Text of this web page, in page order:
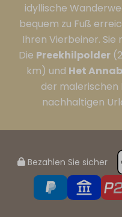
idyllische
bequem zu Fuß
Ihren Vierbeiner.
Die Preekhilpolder
km) und Het
der malerischen
nachhaltigen
Bezahlen Sie sicher